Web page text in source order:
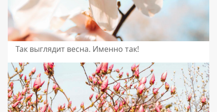
Так выглядит весна. Именно так!